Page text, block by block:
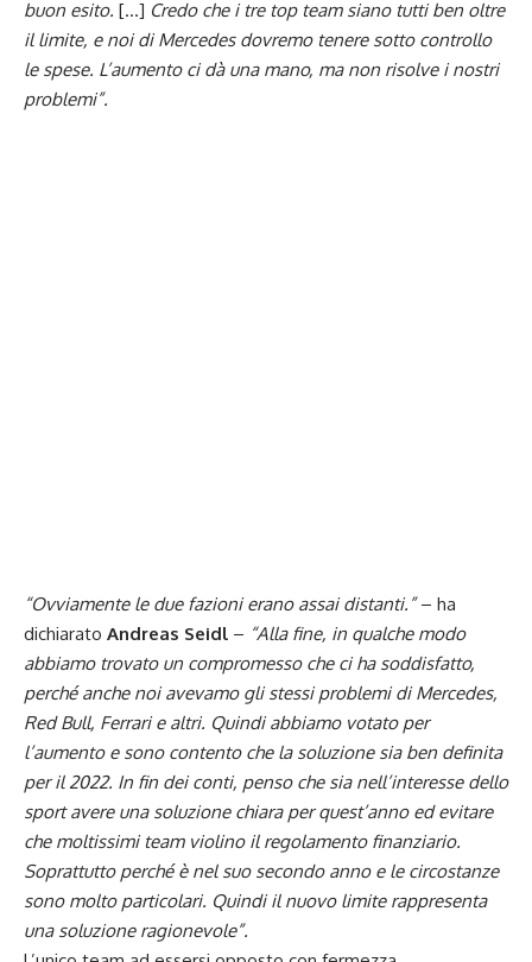
buon esito. […] Credo che i tre top team siano tutti ben oltre
il limite, e noi di Mercedesdovremo tenere sotto controllo
le spese. L’aumento ci dà una mano, ma non risolve i nostri
problemi”.
“Ovviamente le due fazioni erano assai distanti.”– ha
dichiarato Andreas Seidl – “Alla fine, in qualche modo
abbiamo trovato un compromesso che ci ha soddisfatto,
perché anche noi avevamo gli stessi problemi di Mercedes,
Red Bull, Ferrarie altri. Quindi abbiamo votato per
l’aumento e sono contento che la soluzione sia ben definita
per il 2022. In fin dei conti, penso che sia nell’interesse dello
sport avere una soluzione chiara per quest’anno ed evitare
che moltissimi team violino il regolamento finanziario.
Soprattutto perché è nel suo secondo anno e le circostanze
sono molto particolari. Quindi il nuovo limite rappresenta
una soluzione ragionevole”.